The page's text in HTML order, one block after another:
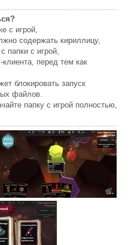
с игрой,
содержать кириллицу,
папки с игрой,
клиента, перед тем как
блокировать запуск
файлов.
папку с игрой полностью,